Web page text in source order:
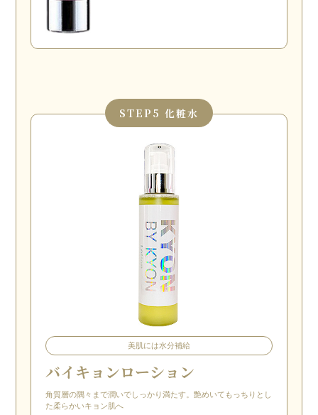
STEP 5 化粧水
美肌には水分補給
バイキョンローション
角質層の隅々まで潤いでしっかり満たす。艶めいてもっちりとし
た柔らかいキョン肌へ